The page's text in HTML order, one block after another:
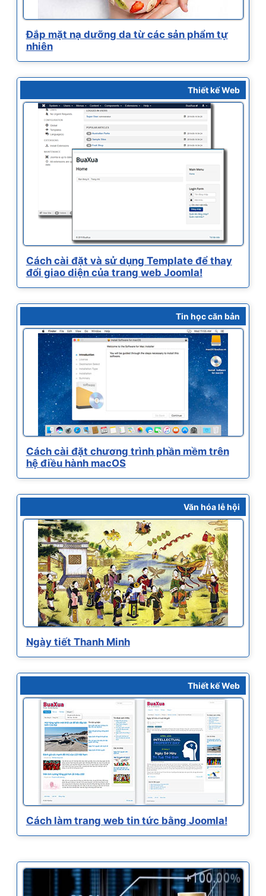
Đắp mặt nạ dưỡng da từ các sản phẩm tự
nhiên
Thiết kế Web
Cách cài đặt và sử dụng Template để thay
đổi giao diện của trang web Joomla!
Tin học căn bản
Cách cài đặt chương trình phần mềm trên
hệ điều hành macOS
Văn hóa lễ hội
Ngày tiết Thanh Minh
Thiết kế Web
Cách làm trang web tin tức bằng Joomla!